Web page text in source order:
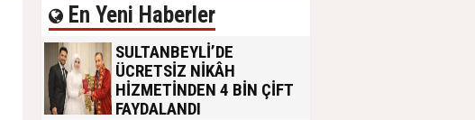
En Yeni Haberler
SULTANBEYLİ’DE
ÜCRETSİZ NİKÂH
HİZMETİNDEN 4 BİN ÇİFT
FAYDALANDI